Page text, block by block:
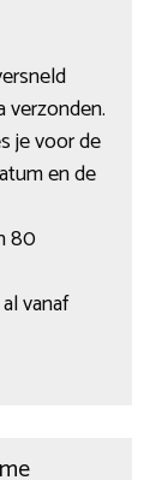
verzonden.
je voor de
en de
80
vanaf